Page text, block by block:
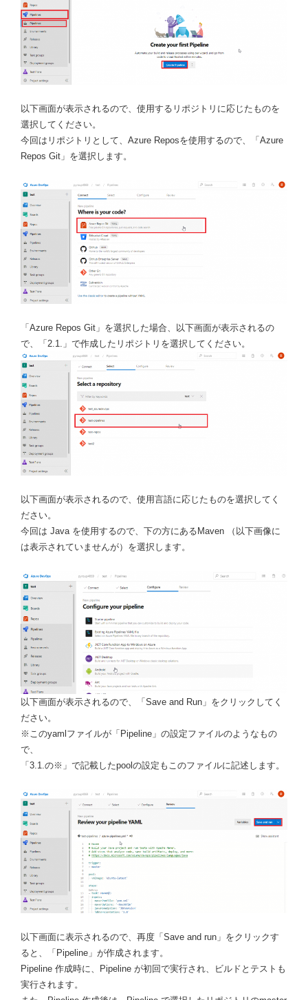
以下画面が表示されるので、使用するリポジトリに応じたものを
選択してください。
今回はリポジトリとして、Azure Reposを使用するので、「Azure
Repos Git」を選択します。
「Azure Repos Git」を選択した場合、以下画面が表示されるの
で、「2.1.」で作成したリポジトリを選択してください。
以下画面が表示されるので、使用言語に応じたものを選択してく
ださい。
今回は Java を使用するので、下の方にあるMaven （以下画像に
は表示されていませんが）を選択します。
以下画面が表示されるので、「Save and Run」をクリックしてく
ださい。
※このyamlファイルが「Pipeline」の設定ファイルのようなもの
で、
「3.1.の※」で記載したpoolの設定もこのファイルに記述します。
以下画面に表示されるので、再度「Save and run」をクリックす
ると、「Pipeline」が作成されます。
Pipeline 作成時に、Pipeline が初回で実行され、ビルドとテストも
実行されます。